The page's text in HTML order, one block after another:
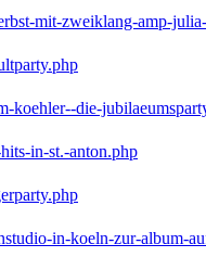
mit-zweiklang-amp-
koehler--die-
in-st.-anton.php
in-koeln-zur-album-